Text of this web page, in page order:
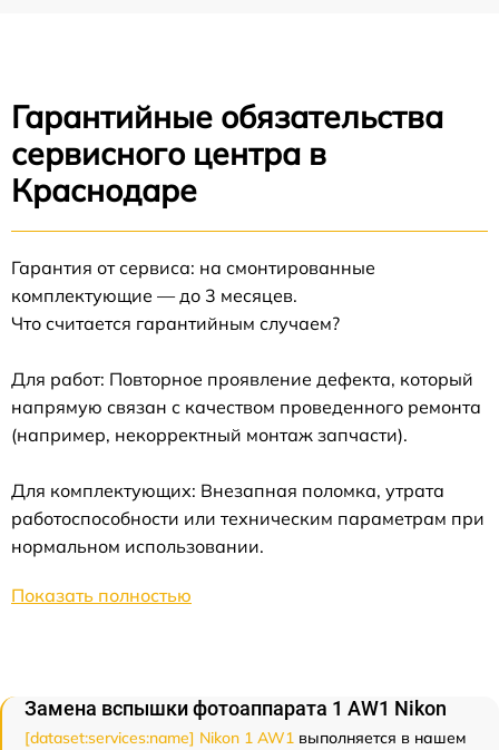
Гарантийные обязательства
сервисного центра в
Краснодаре
Гарантия от сервиса: на смонтированные
комплектующие — до 3 месяцев.
Что считается гарантийным случаем?
Для работ: Повторное проявление дефекта, который
напрямую связан с качеством проведенного ремонта
(например, некорректный монтаж запчасти).
Для комплектующих: Внезапная поломка, утрата
работоспособности или техническим параметрам при
нормальном использовании.
Показать полностью
Замена вспышки фотоаппарата 1 AW1 Nikon
[dataset:services:name] Nikon 1 AW1 выполняется в нашем